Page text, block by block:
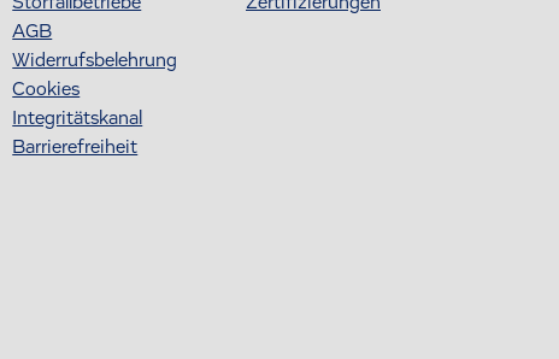
AGB
Widerrufsbelehrung
Cookies
Integritätskanal
Barrierefreiheit